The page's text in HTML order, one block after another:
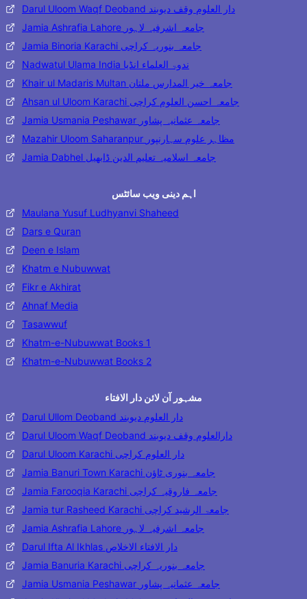
Darul Uloom Waqf Deoband دار العلوم وقف دیوبند
Jamia Ashrafia Lahore جامعہ اشرفیہ لاہور
Jamia Binoria Karachi جامعہ بنوریہ کراچی
Nadwatul Ulama India ندوۃ العلماء انڈیا
Khair ul Madaris Multan جامعہ خیر المدارس ملتان
Ahsan ul Uloom Karachi جامعہ احسن العلوم کراچی
Jamia Usmania Peshawar جامعہ عثمانیہ پشاور
Mazahir Uloom Saharanpur مظاہر علوم سہارنپور
Jamia Dabhel جامعہ اسلامیہ تعلیم الدین ڈابھیل
اہم دینی ویب سائٹس
Maulana Yusuf Ludhyanvi Shaheed
Dars e Quran
Deen e Islam
Khatm e Nubuwwat
Fikr e Akhirat
Ahnaf Media
Tasawwuf
Khatm-e-Nubuwwat Books 1
Khatm-e-Nubuwwat Books 2
مشہور آن لائن دار الافتاء
Darul Ullom Deoband دار العلوم دیوبند
Darul Uloom Waqf Deoband دارالعلوم وقف دیوبند
Darul Uloom Karachi دار العلوم کراچی
Jamia Banuri Town Karachi جامعہ بنوری ٹاؤن
Jamia Farooqia Karachi جامعہ فاروقیہ کراچی
Jamia tur Rasheed Karachi جامعۃ الرشید کراچی
Jamia Ashrafia Lahore جامعہ اشرفیہ لاہور
Darul Ifta Al Ikhlas دار الافتاء الاخلاص
Jamia Banuria Karachi جامعہ بنوریہ کراچی
Jamia Usmania Peshawar جامعہ عثمانیہ پشاور